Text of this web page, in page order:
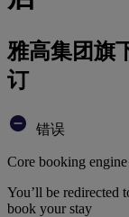
雅高集团旗
订
错误
Core booking engine
You’ll be redirected
book your stay